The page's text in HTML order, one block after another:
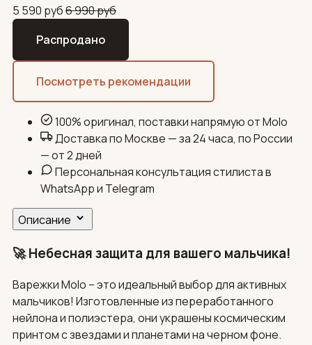
5 590 руб6 990руб
Распродано
Посмотреть рекомендации
100% оригинал, поставки напрямую от Molo
Доставка по Москве — за 24 часа, по России
— от 2 дней
Персональная консультация стилиста в
WhatsApp и Telegram
Описание
🚀 Небесная защита для вашего мальчика!
Варежки Molo – это идеальный выбор для активных
мальчиков! Изготовленные из переработанного
нейлона и полиэстера, они украшены космическим
принтом с звездами и планетами на черном фоне.